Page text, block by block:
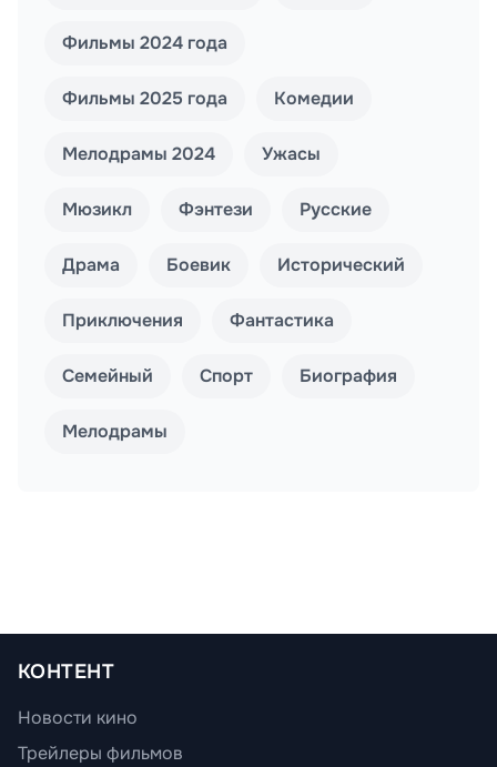
Фильмы 2024 года
Фильмы 2025 года Комедии
Мелодрамы 2024 Ужасы
Мюзикл Фэнтези Русские
Драма Боевик Исторический
Приключения Фантастика
Семейный Спорт Биография
Мелодрамы
КОНТЕНТ
Новости кино
Трейлеры фильмов